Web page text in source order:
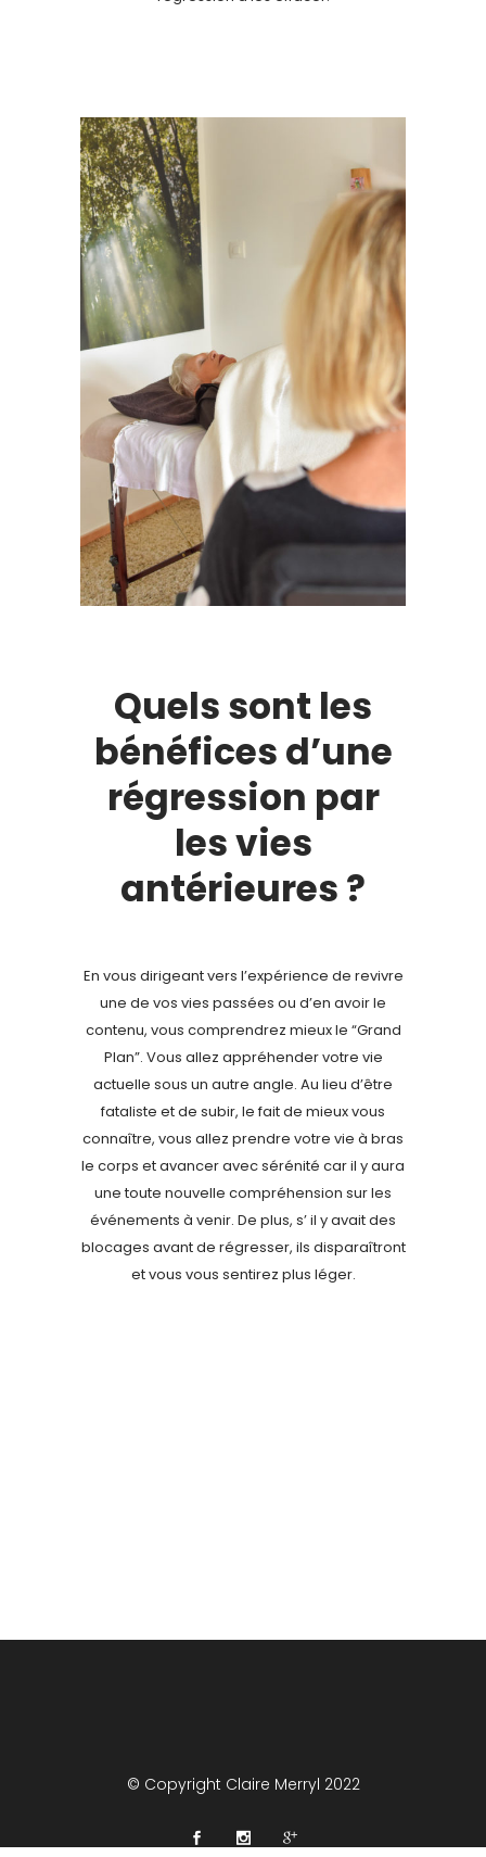
Quels sont les
bénéfices d’une
régression par
les vies
antérieures ?
En vous dirigeant vers l’expérience de revivre
une de vos vies passées ou d’en avoir le
contenu, vous comprendrez mieux le “Grand
Plan”. Vous allez appréhender votre vie
actuelle sous un autre angle. Au lieu d’être
fataliste et de subir, le fait de mieux vous
connaître, vous allez prendre votre vie à bras
le corps et avancer avec sérénité car il y aura
une toute nouvelle compréhension sur les
événements à venir. De plus, s’ il y avait des
blocages avant de régresser, ils disparaîtront
et vous vous sentirez plus léger.
© Copyright Claire Merryl 2022